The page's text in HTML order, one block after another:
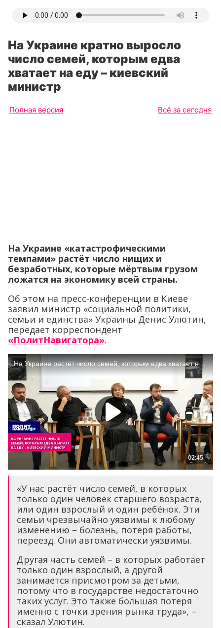
На Украине кратно выросло
число семей, которым едва
хватает на еду – киевский
министр
Полная версия Всё за сегодня
На Украине «катастрофическими
темпами» растёт число нищих и
безработных, которые мёртвым грузом
ложатся на экономику всей страны.
Об этом на пресс-конференции в Киеве
заявил министр «социальной политики,
семьи и единства» Украины Денис Улютин,
передает корреспондент
«ПолитНавигатора».
«У нас растёт число семей, в которых
только один человек старшего возраста,
или один взрослый и один ребёнок. Эти
семьи чрезвычайно уязвимы к любому
изменению – болезнь, потеря работы,
переезд. Они автоматически уязвимы.
Другая часть семей – в которых работает
только один взрослый, а другой
занимается присмотром за детьми,
потому что в государстве недостаточно
таких услуг. Это также большая потеря
именно с точки зрения рынка труда», –
сказал Улютин.